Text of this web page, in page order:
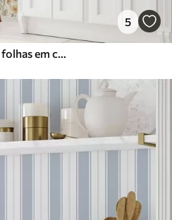
5
Margaridas, peónias, lírios e folhas em cores delicadas